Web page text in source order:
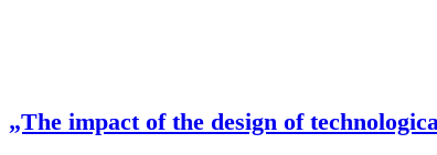
„The impact of the design of